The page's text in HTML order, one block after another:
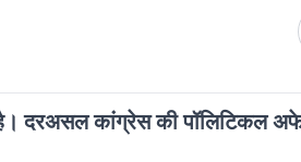
दरअसल कांग्रेस की पॉलिटिकल